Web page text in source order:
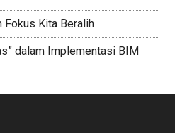
Fokus Kita Beralih
dalam Implementasi BIM